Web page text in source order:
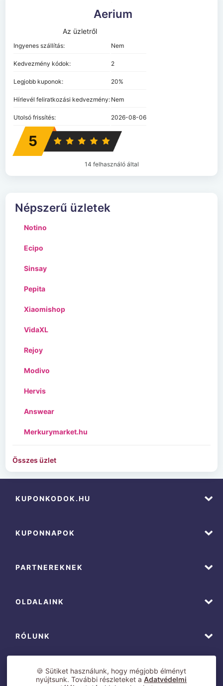
Aerium
Az üzletről
Ingyenes szállítás: Nem
Kedvezmény kódok: 2
Legjobb kuponok: 20%
Hírlevél feliratkozási kedvezmény: Nem
Utolsó frissítés: 2026-08-06
5
14 felhasználó által
Népszerű üzletek
Notino
Ecipo
Sinsay
Pepita
Xiaomishop
VidaXL
Rejoy
Modivo
Hervis
Answear
Merkurymarket.hu
Összes üzlet
KUPONKODOK.HU
KUPONNAPOK
PARTNEREKNEK
OLDALAINK
RÓLUNK
🍪 Sütiket használunk, hogy mégjobb élményt
nyújtsunk. További részleteket aAdatvédelmi